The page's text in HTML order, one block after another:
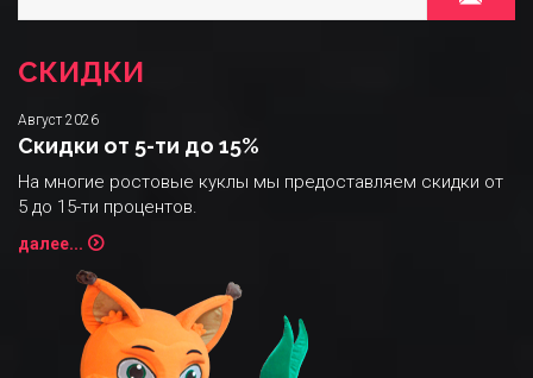
СКИДКИ
Август 2026
Скидки от 5-ти до 15%
На многие ростовые куклы мы предоставляем скидки от
5 до 15-ти процентов.
далее...